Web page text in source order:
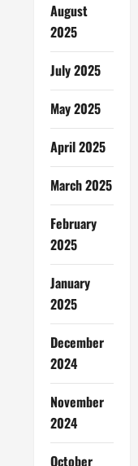
August
2025
July 2025
May 2025
April 2025
March 2025
February
2025
January
2025
December
2024
November
2024
October